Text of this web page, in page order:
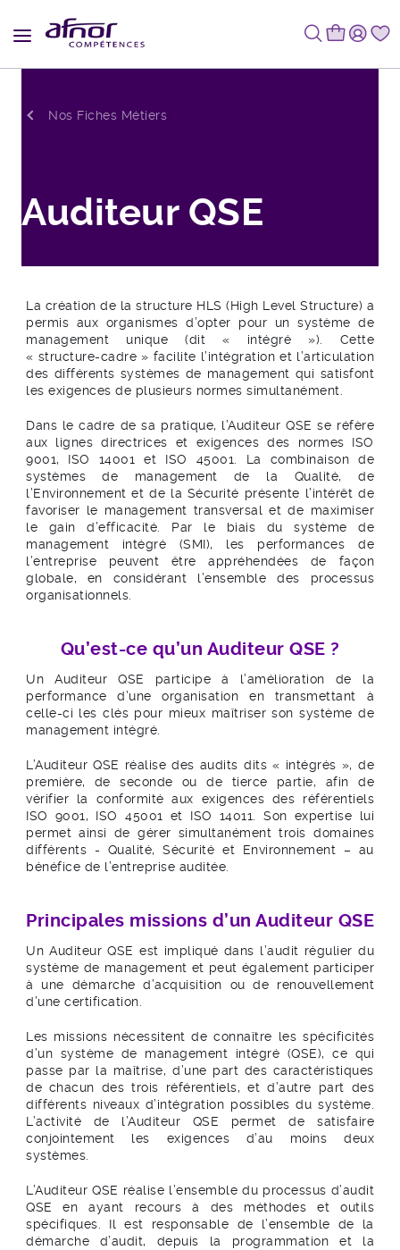
Nos Fiches Métiers
Auditeur QSE
La création de la structure HLS (High Level Structure) a
permis aux organismes d’opter pour un système de
management unique (dit « intégré »). Cette
« structure-cadre » facilite l’intégration et l’articulation
des différents systèmes de management qui satisfont
les exigences de plusieurs normes simultanément.
Dans le cadre de sa pratique, l’Auditeur QSE se réfère
aux lignes directrices et exigences des normes ISO
9001, ISO 14001 et ISO 45001. La combinaison de
systèmes de management de la Qualité, de
l’Environnement et de la Sécurité présente l’intérêt de
favoriser le management transversal et de maximiser
le gain d’efficacité. Par le biais du système de
management intégré (SMI), les performances de
l’entreprise peuvent être appréhendées de façon
globale, en considérant l’ensemble des processus
organisationnels.
Qu’est-ce qu’un Auditeur QSE ?
Un Auditeur QSE participe à l’amélioration de la
performance d’une organisation en transmettant à
celle-ci les clés pour mieux maîtriser son système de
management intégré.
L’Auditeur QSE réalise des audits dits « intégrés », de
première, de seconde ou de tierce partie, afin de
vérifier la conformité aux exigences des référentiels
ISO 9001, ISO 45001 et ISO 14011. Son expertise lui
permet ainsi de gérer simultanément trois domaines
différents - Qualité, Sécurité et Environnement – au
bénéfice de l’entreprise auditée.
Principales missions d’un Auditeur QSE
Un Auditeur QSE est impliqué dans l’audit régulier du
système de management et peut également participer
à une démarche d’acquisition ou de renouvellement
d’une certification.
Les missions nécessitent de connaître les spécificités
d’un système de management intégré (QSE), ce qui
passe par la maîtrise, d’une part des caractéristiques
de chacun des trois référentiels, et d’autre part des
différents niveaux d’intégration possibles du système.
L’activité de l’Auditeur QSE permet de satisfaire
conjointement les exigences d’au moins deux
systèmes.
L’Auditeur QSE réalise l’ensemble du processus d’audit
QSE en ayant recours à des méthodes et outils
spécifiques. Il est responsable de l’ensemble de la
démarche d’audit, depuis la programmation et la